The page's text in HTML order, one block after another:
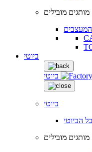
מותגים מובילים
ביוטי
ביוטי
ביוטי
כל הביוטי
מותגים מובילים